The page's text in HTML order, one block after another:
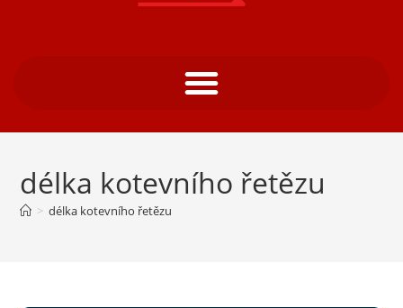
délka kotevního řetězu
> délka kotevního řetězu